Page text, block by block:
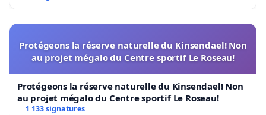
Protégeons la réserve naturelle du Kinsendael! Non
au projet mégalo du Centre sportif Le Roseau!
Protégeons la réserve naturelle du Kinsendael! Non
au projet mégalo du Centre sportif Le Roseau!
1 133 signatures